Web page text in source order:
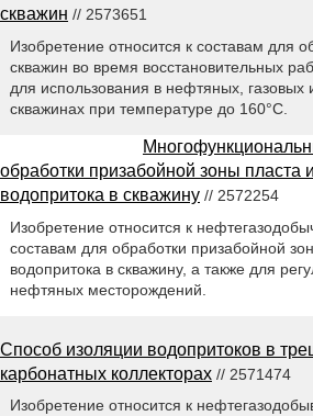
скважин // 2573651
Изобретение относится к составам для
скважин во время восстановительных
для использования в нефтяных, газовых
скважинах при температуре до 160°C.
обработки призабойной зоны пласта
водопритока в скважину // 2572254
Изобретение относится к
составам для обработки призабойной
водопритока в скважину, а также для
нефтяных месторождений.
Способ изоляции водопритоков в
карбонатных коллекторах // 2571474
Изобретение относится к